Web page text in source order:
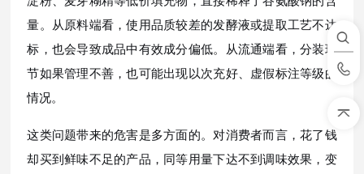
量。从原料端看，使用品质较差的发酵液或提取工艺不达
标，也会导致成品中有效成分偏低。从流通端看，分装环
节如果管理不善，也可能出现以次充好、虚假标注等级的
情况。
这类问题带来的危害是多方面的。对消费者而言，花了钱
却买到鲜味不足的产品，同等用量下达不到调味效果，变